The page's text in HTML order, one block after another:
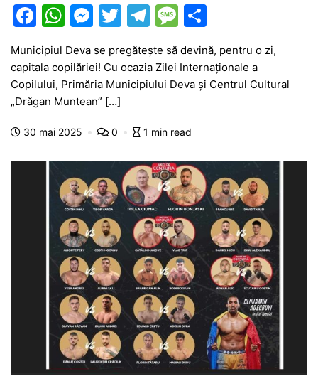
F
a
c
e
b
o
W
at
s
A
p
M
s
s
e
n
er
T
itt
er
T
e
gr
m
M
s
s
g
ta
je
Municipiul Deva se pregătește să devină, pentru o zi,
capitala copilăriei! Cu ocazia Zilei Internaționale a
Copilului, Primăria Municipiului Deva și Centrul Cultural
„Drăgan Muntean” […]
30 mai 2025 0 1 min read